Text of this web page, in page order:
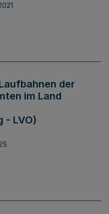
der
im Land
- LVO)